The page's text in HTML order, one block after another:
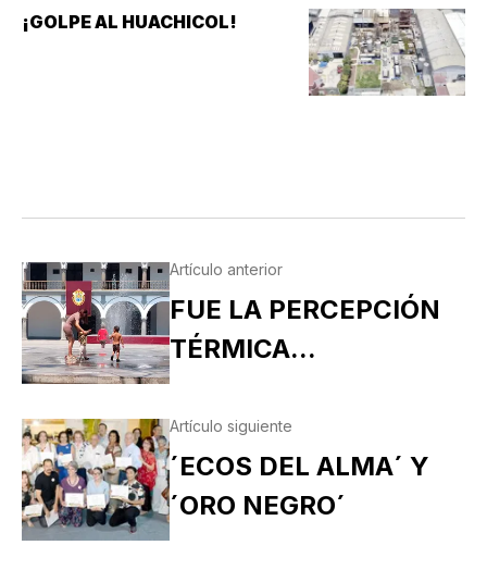
¡GOLPE AL HUACHICOL!
Artículo anterior
FUE LA PERCEPCIÓN
TÉRMICA...
Artículo siguiente
´ECOS DEL ALMA´ Y
´ORO NEGRO´